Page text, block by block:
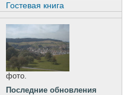
Гостевая книга
фото.
Последние обновления